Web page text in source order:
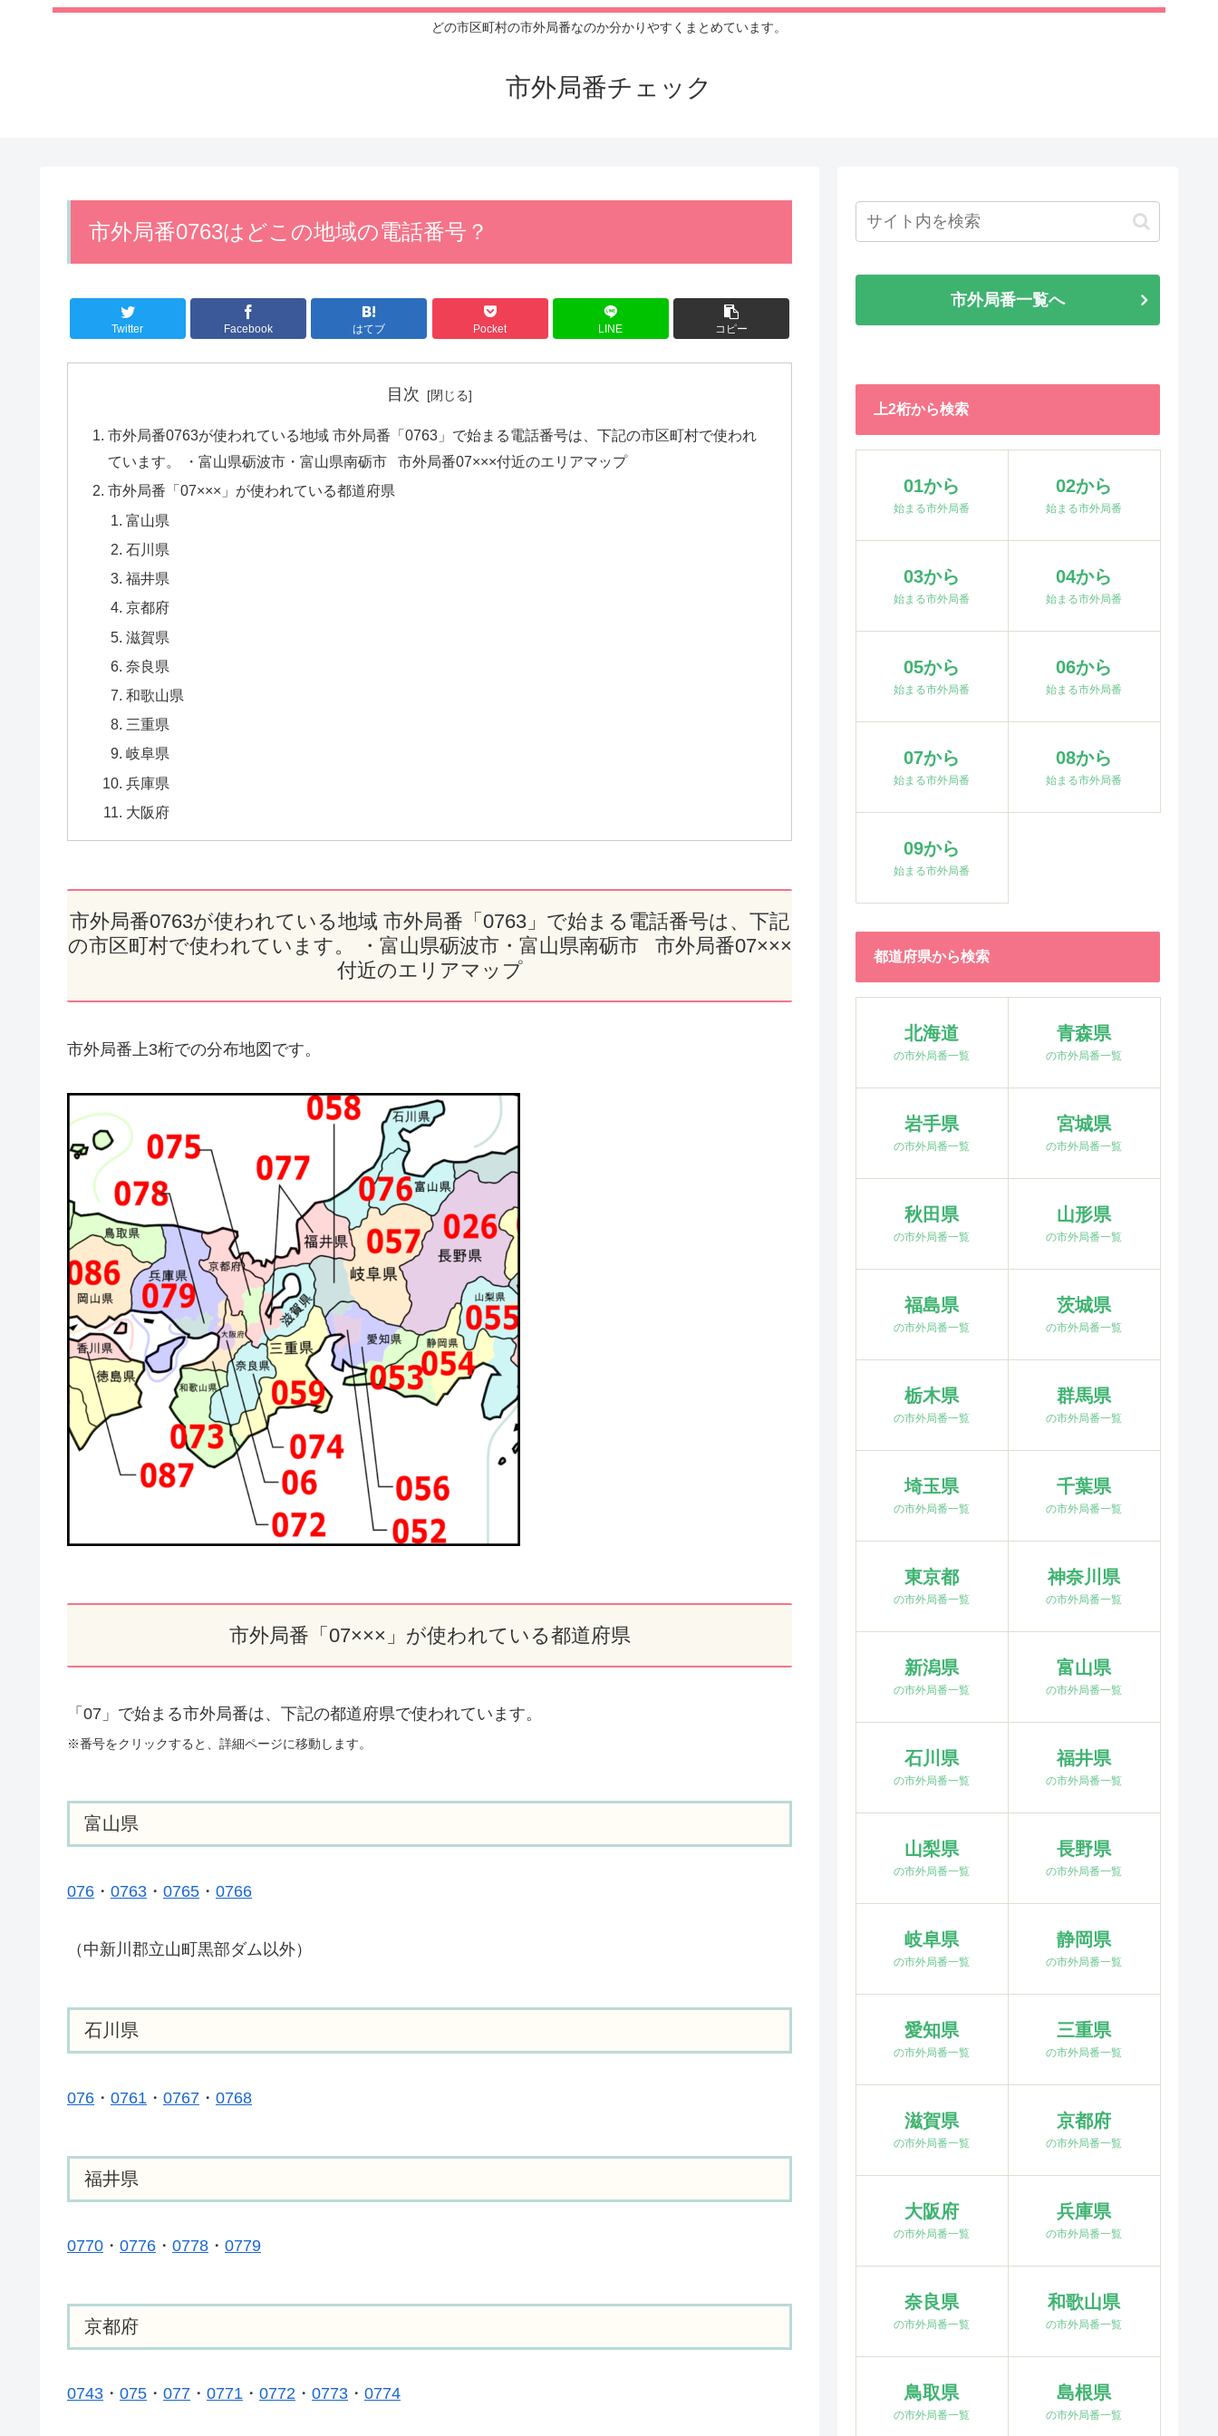
どの市区町村の市外局番なのか分かりやすくまとめています。
市外局番チェック
市外局番0763はどこの地域の電話番号？
Twitter Facebook はてブ Pocket LINE コピー
目次
市外局番0763が使われている地域 市外局番「0763」で始まる電話番号は、下記の市区町村で使われ
ています。 ・富山県砺波市・富山県南砺市 市外局番07×××付近のエリアマップ
市外局番「07×××」が使われている都道府県
富山県
石川県
福井県
京都府
滋賀県
奈良県
和歌山県
三重県
岐阜県
兵庫県
大阪府
市外局番0763が使われている地域 市外局番「0763」で始まる電話番号は、下記
の市区町村で使われています。 ・富山県砺波市・富山県南砺市 市外局番07×××
付近のエリアマップ
市外局番上3桁での分布地図です。
市外局番「07×××」が使われている都道府県
「07」で始まる市外局番は、下記の都道府県で使われています。
※番号をクリックすると、詳細ページに移動します。
富山県
076 ・ 0763 ・ 0765 ・ 0766
（中新川郡立山町黒部ダム以外）
石川県
076 ・ 0761 ・ 0767 ・ 0768
福井県
0770 ・ 0776 ・ 0778 ・ 0779
京都府
0743 ・ 075 ・ 077 ・ 0771 ・ 0772 ・ 0773 ・ 0774
市外局番一覧へ
上2桁から検索
01から
始まる市外局番
02から
始まる市外局番
03から
始まる市外局番
04から
始まる市外局番
05から
始まる市外局番
06から
始まる市外局番
07から
始まる市外局番
08から
始まる市外局番
09から
始まる市外局番
都道府県から検索
北海道
の市外局番一覧
青森県
の市外局番一覧
岩手県
の市外局番一覧
宮城県
の市外局番一覧
秋田県
の市外局番一覧
山形県
の市外局番一覧
福島県
の市外局番一覧
茨城県
の市外局番一覧
栃木県
の市外局番一覧
群馬県
の市外局番一覧
埼玉県
の市外局番一覧
千葉県
の市外局番一覧
東京都
の市外局番一覧
神奈川県
の市外局番一覧
新潟県
の市外局番一覧
富山県
の市外局番一覧
石川県
の市外局番一覧
福井県
の市外局番一覧
山梨県
の市外局番一覧
長野県
の市外局番一覧
岐阜県
の市外局番一覧
静岡県
の市外局番一覧
愛知県
の市外局番一覧
三重県
の市外局番一覧
滋賀県
の市外局番一覧
京都府
の市外局番一覧
大阪府
の市外局番一覧
兵庫県
の市外局番一覧
奈良県
の市外局番一覧
和歌山県
の市外局番一覧
鳥取県
の市外局番一覧
島根県
の市外局番一覧